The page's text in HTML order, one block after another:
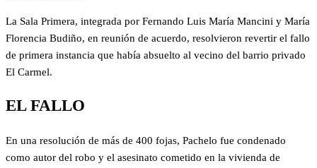
La Sala Primera, integrada por Fernando Luis María Mancini y María
Florencia Budiño, en reunión de acuerdo, resolvieron revertir el fallo
de primera instancia que había absuelto al vecino del barrio privado
El Carmel.
EL FALLO
En una resolución de más de 400 fojas, Pachelo fue condenado
como autor del robo y el asesinato cometido en la vivienda de